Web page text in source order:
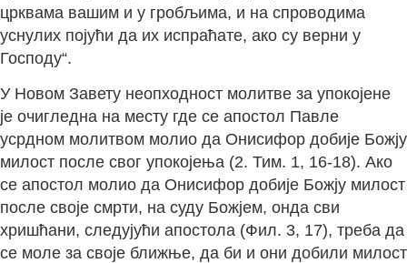
црквама вашим и у гробљима, и на спроводима
уснулих појући да их испраћате, ако су верни у
Господу“.
У Новом Завету неопходност молитве за упокојене
је очигледна на месту где се апостол Павле
усрдном молитвом молио да Онисифор добије Божју
милост после свог упокојења (2. Тим. 1, 16-18). Ако
се апостол молио да Онисифор добије Божју милост
после своје смрти, на суду Божјем, онда сви
хришћани, следујући апостола (Фил. 3, 17), треба да
се моле за своје ближње, да би и они добили милост